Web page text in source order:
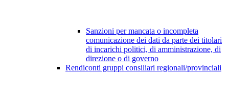
Sanzioni per mancata o incompleta
comunicazione dei dati da parte dei titolari
di incarichi politici, di amministrazione, di
direzione o di governo
Rendiconti gruppi consiliari regionali/provinciali